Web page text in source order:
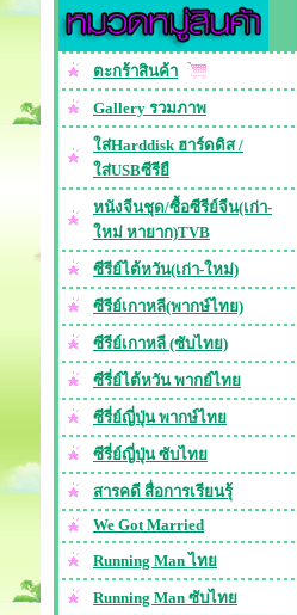
ตะกร้าสินค้า
Gallery รวมภาพ
ใส่Harddisk ฮาร์ดดิส /
ใส่USBซีรียื
หนังจีนชุด/ซื้อซีรีย์จีน(เก่า-
ใหม่ หายาก)TVB
ซีรีย์ไต้หวัน(เก่า-ใหม่)
ซีรีย์เกาหลี(พากษ์ไทย)
ซีรีย์เกาหลี (ซับไทย)
ซีรี่ย์ไต้หวัน พากย์ไทย
ซีรี่ย์ญี่ปุ่น พากษ์ไทย
ซีรี่ย์ญี่ปุ่น ซับไทย
สารคดี สื่อการเรียนรุ้
We Got Married
Running Man ไทย
Running Man ซับไทย